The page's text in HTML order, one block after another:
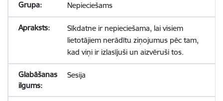
Nepieciešams
Sīkdatne ir nepieciešama, lai visiem
lietotājiem nerādītu ziņojumus pēc tam,
kad viņi ir izlasījuši un aizvēruši tos.
Sesija